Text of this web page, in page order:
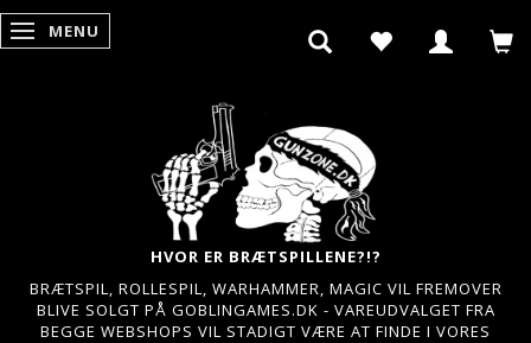
SKIFTE NAVIGATION
MENU
HVOR ER BRÆTSPILLENE?!?
BRÆTSPIL, ROLLESPIL, WARHAMMER, MAGIC VIL FREMOVER
BLIVE SOLGT PÅ GOBLINGAMES.DK - VAREUDVALGET FRA
BEGGE WEBSHOPS VIL STADIGT VÆRE AT FINDE I VORES